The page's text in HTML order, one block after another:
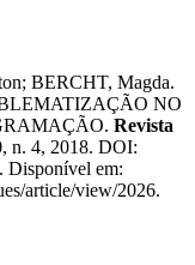
BERCHT, Magda.
NO
Revista
n. 4, 2018. DOI:
Disponível em:
article/view/2026.